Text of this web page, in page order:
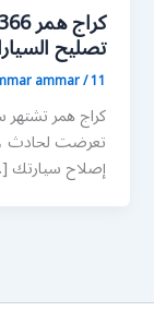
تصليح
ammar/11 مايو، 2020
كراج همر تشتهر
تعرضت لحادث ،
إصلاح سيارتك